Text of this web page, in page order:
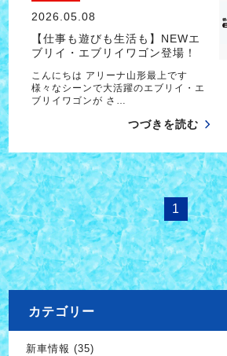
2026.05.08
【仕事も遊びも生活も】NEWエ
ブリイ・エブリイワゴン登場！
こんにちは アリーナ山形最上です
様々なシーンで大活躍のエブリイ・エ
ブリイワゴンが さ…
つづきを読む
1
カテゴリー
新車情報 (35)